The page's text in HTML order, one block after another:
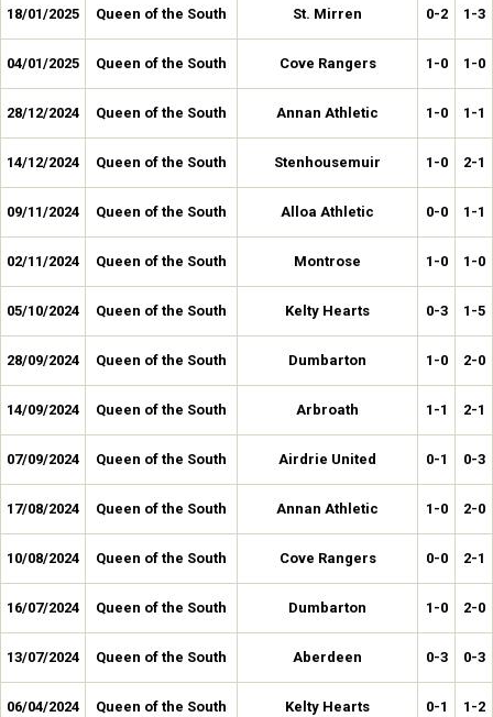
18/01/2025 Queen of the South St. Mirren 0-2 1-3
04/01/2025 Queen of the South Cove Rangers 1-0 1-0
28/12/2024 Queen of the South Annan Athletic 1-0 1-1
14/12/2024 Queen of the South Stenhousemuir 1-0 2-1
09/11/2024 Queen of the South Alloa Athletic 0-0 1-1
02/11/2024 Queen of the South Montrose 1-0 1-0
05/10/2024 Queen of the South Kelty Hearts 0-3 1-5
28/09/2024 Queen of the South Dumbarton 1-0 2-0
14/09/2024 Queen of the South Arbroath 1-1 2-1
07/09/2024 Queen of the South Airdrie United 0-1 0-3
17/08/2024 Queen of the South Annan Athletic 1-0 2-0
10/08/2024 Queen of the South Cove Rangers 0-0 2-1
16/07/2024 Queen of the South Dumbarton 1-0 2-0
13/07/2024 Queen of the South Aberdeen 0-3 0-3
06/04/2024 Queen of the South Kelty Hearts 0-1 1-2